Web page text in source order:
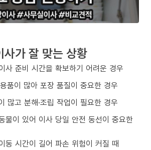
사가 잘 맞는 상황
사 준비 시간을 확보하기 어려운 경우
용품이 많아 포장 품질이 중요한 경우
많고 분해·조립 작업이 필요한 경우
물이 있어 이사 당일 안전 동선이 중요한
동 시간이 길어 파손 위험이 커질 때